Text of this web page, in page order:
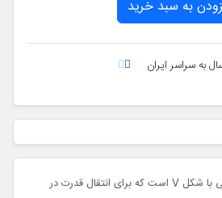
به سراسر ایران
تسمه B71 یک تسمه صنعتی با شکل V است که برای انتقال قدرت در